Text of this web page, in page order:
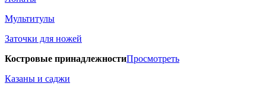
Мультитулы
Заточки для ножей
Костровые принадлежностиПросмотреть
Казаны и саджи